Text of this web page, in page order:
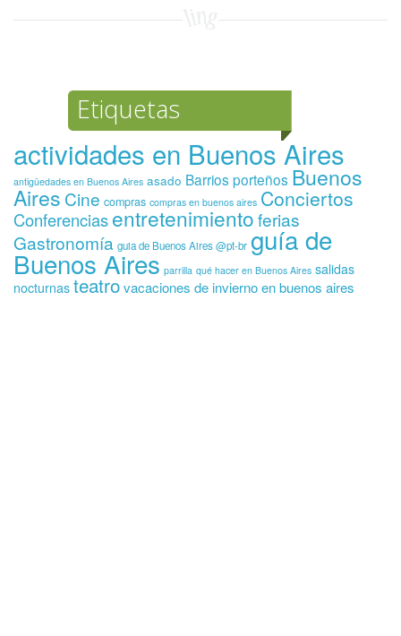
Etiquetas
actividades en Buenos Aires
antigüedades en Buenos Aires asado Barrios porteños Buenos
Aires Cine compras compras en buenos aires Conciertos
Conferenciasentretenimientoferias
Gastronomía guia de Buenos Aires @pt-br guía de
Buenos Aires parrilla qué hacer en Buenos Aires salidas
nocturnas teatrovacaciones de invierno en buenos aires